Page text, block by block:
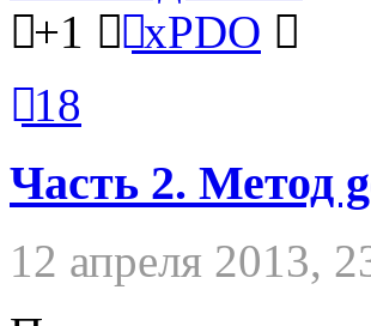
+1
xPDO
18
Часть 2. Метод
12 апреля 2013,